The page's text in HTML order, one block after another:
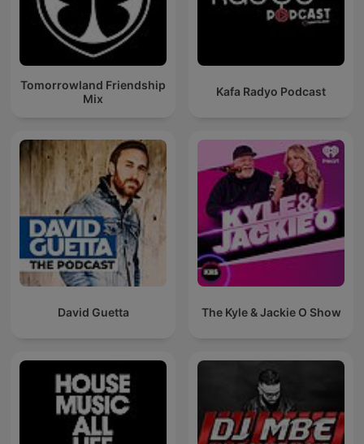
Tomorrowland Friendship
Mix
Kafa Radyo Podcast
David Guetta The Kyle & Jackie O Show